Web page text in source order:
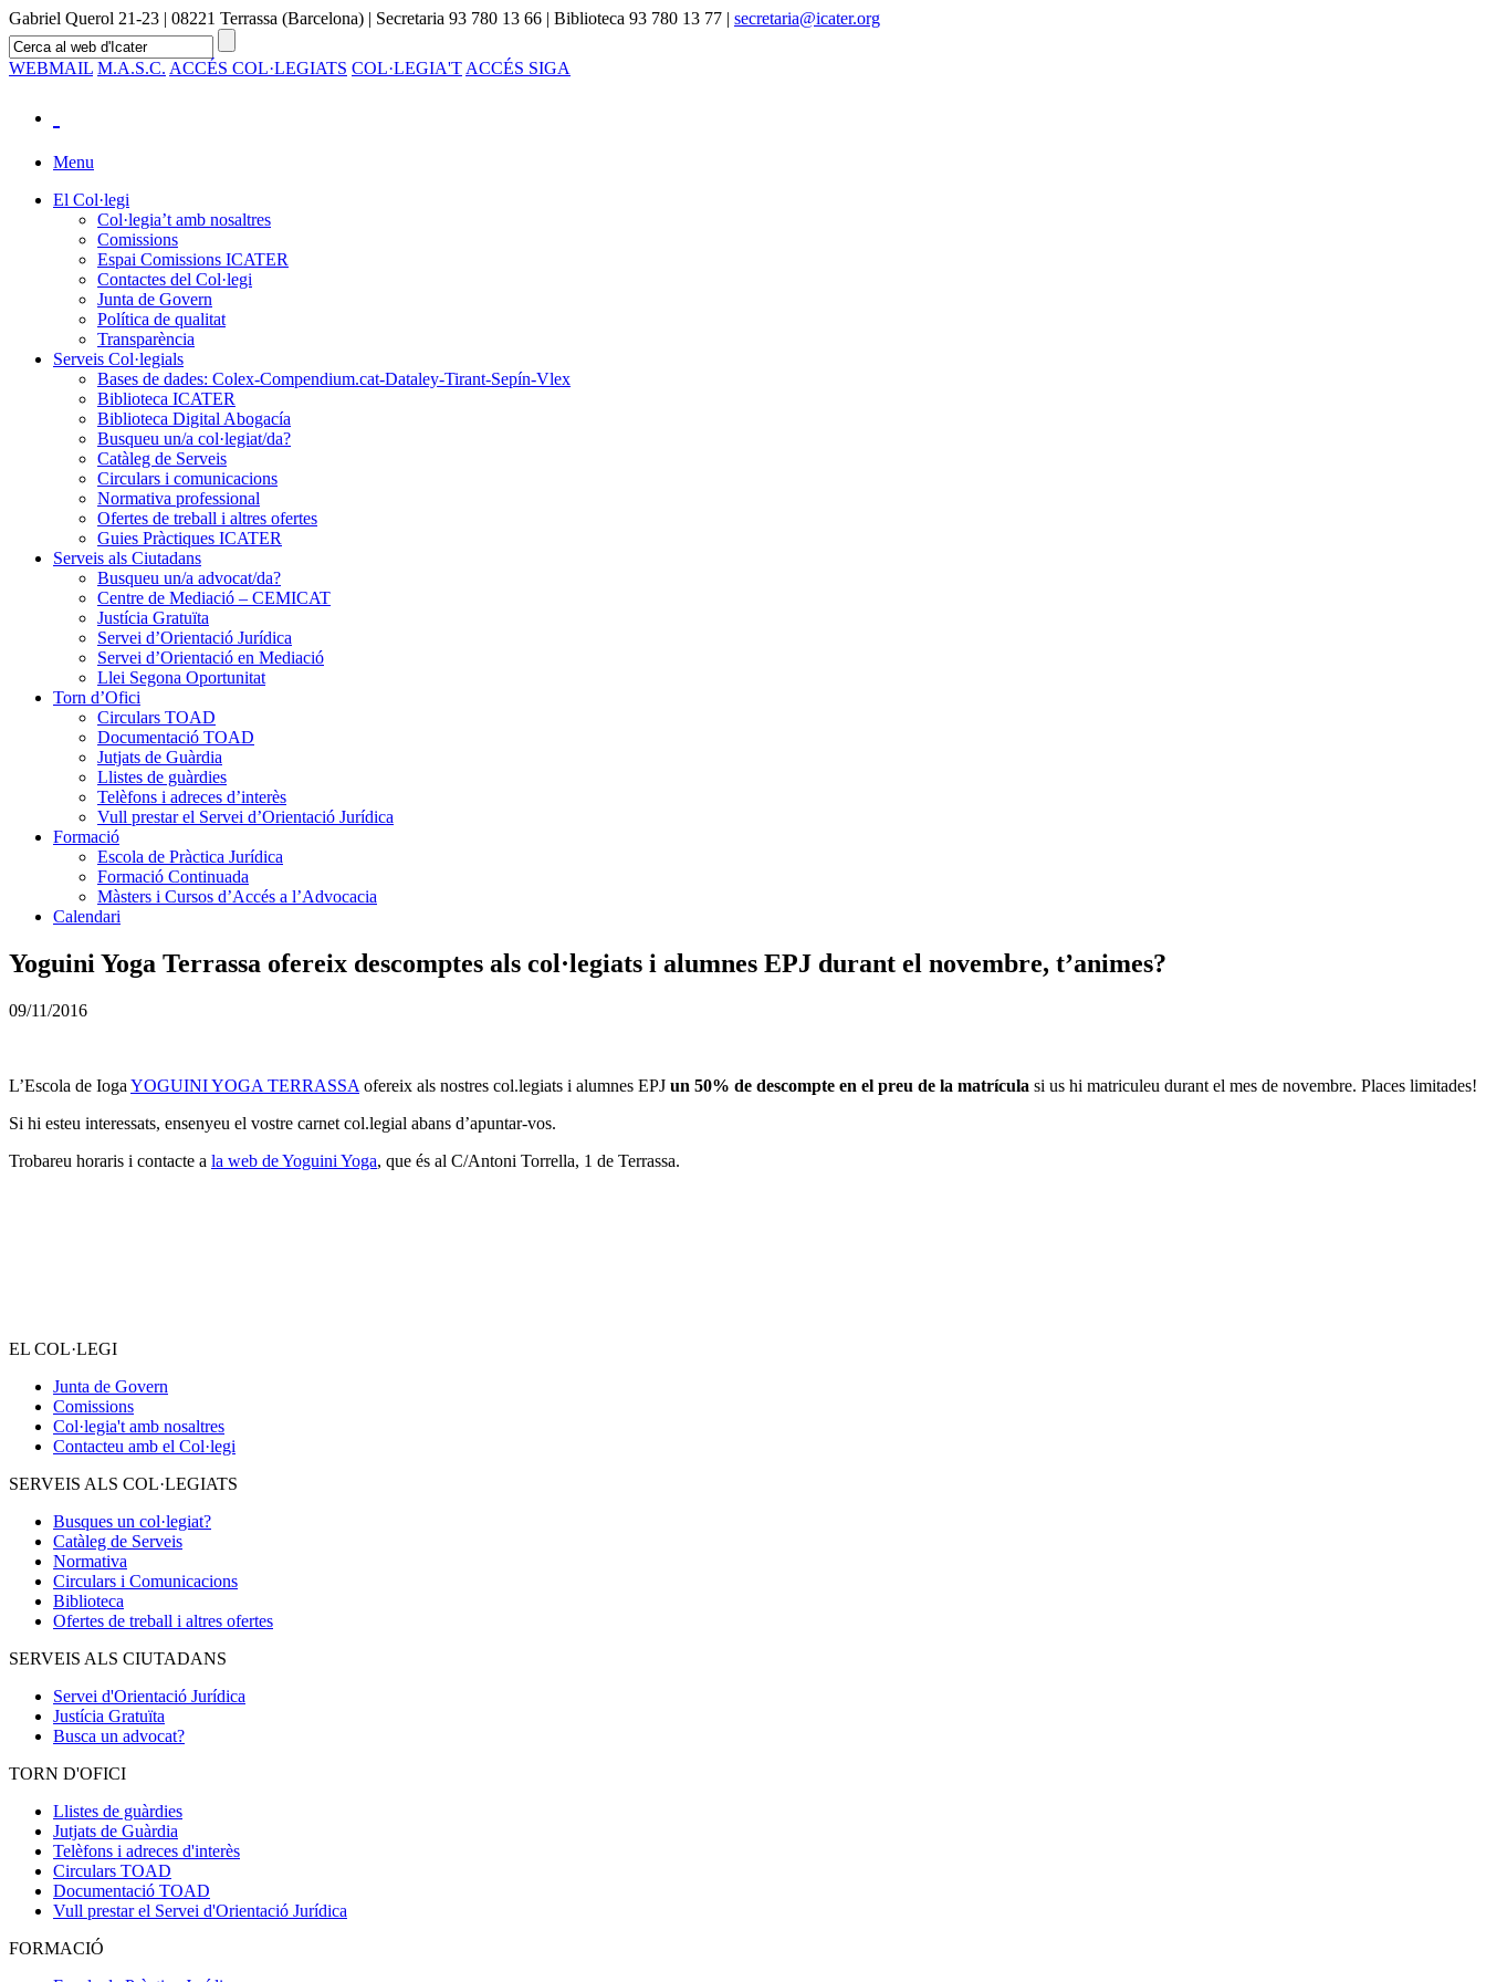
Gabriel Querol 21-23 | 08221 Terrassa (Barcelona) | Secretaria 93 780 13 66 | Biblioteca 93 780 13 77 | secretaria@icater.org
WEBMAIL M.A.S.C. ACCÉS COL·LEGIATS COL·LEGIA'T ACCÉS SIGA
Menu
El Col·legi
Col·legia’t amb nosaltres
Comissions
Espai Comissions ICATER
Contactes del Col·legi
Junta de Govern
Política de qualitat
Transparència
Serveis Col·legials
Bases de dades: Colex-Compendium.cat-Dataley-Tirant-Sepín-Vlex
Biblioteca ICATER
Biblioteca Digital Abogacía
Busqueu un/a col·legiat/da?
Catàleg de Serveis
Circulars i comunicacions
Normativa professional
Ofertes de treball i altres ofertes
Guies Pràctiques ICATER
Serveis als Ciutadans
Busqueu un/a advocat/da?
Centre de Mediació – CEMICAT
Justícia Gratuïta
Servei d’Orientació Jurídica
Servei d’Orientació en Mediació
Llei Segona Oportunitat
Torn d’Ofici
Circulars TOAD
Documentació TOAD
Jutjats de Guàrdia
Llistes de guàrdies
Telèfons i adreces d’interès
Vull prestar el Servei d’Orientació Jurídica
Formació
Escola de Pràctica Jurídica
Formació Continuada
Màsters i Cursos d’Accés a l’Advocacia
Calendari
Yoguini Yoga Terrassa ofereix descomptes als col·legiats i alumnes EPJ durant el novembre, t’animes?
09/11/2016
L’Escola de Ioga YOGUINI YOGA TERRASSA ofereix als nostres col.legiats i alumnes EPJ un 50% de descompte en el preu de la matrícula si us hi matriculeu durant el mes de novembre. Places limitades!
Si hi esteu interessats, ensenyeu el vostre carnet col.legial abans d’apuntar-vos.
Trobareu horaris i contacte a la web de Yoguini Yoga, que és al C/Antoni Torrella, 1 de Terrassa.
EL COL·LEGI
Junta de Govern
Comissions
Col·legia't amb nosaltres
Contacteu amb el Col·legi
SERVEIS ALS COL·LEGIATS
Busques un col·legiat?
Catàleg de Serveis
Normativa
Circulars i Comunicacions
Biblioteca
Ofertes de treball i altres ofertes
SERVEIS ALS CIUTADANS
Servei d'Orientació Jurídica
Justícia Gratuïta
Busca un advocat?
TORN D'OFICI
Llistes de guàrdies
Jutjats de Guàrdia
Telèfons i adreces d'interès
Circulars TOAD
Documentació TOAD
Vull prestar el Servei d'Orientació Jurídica
FORMACIÓ